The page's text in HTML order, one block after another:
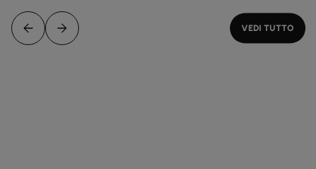
VEDI TUTTO